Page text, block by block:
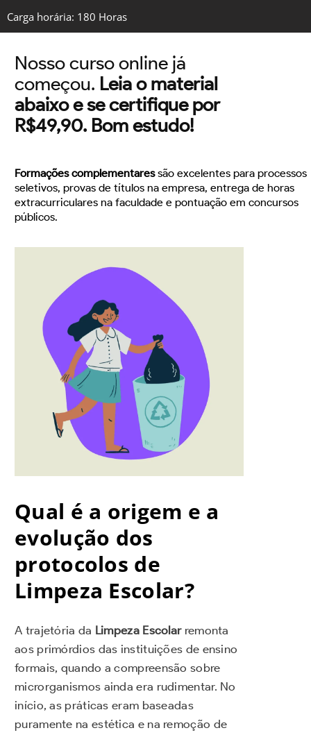
Carga horária: 180 Horas
Nosso curso online já
começou. Leia o material
abaixo e se certifique por
R$49,90. Bom estudo!
Formações complementaressão excelentes para processos
seletivos, provas de títulos na empresa, entrega de horas
extracurriculares na faculdade e pontuação em concursos
públicos.
Qual é a origem e a
evolução dos
protocolos de
Limpeza Escolar?
A trajetória da Limpeza Escolarremonta
aos primórdios das instituições de ensino
formais, quando a compreensão sobre
microrganismos ainda era rudimentar. No
início, as práticas eram baseadas
puramente na estética e na remoção de